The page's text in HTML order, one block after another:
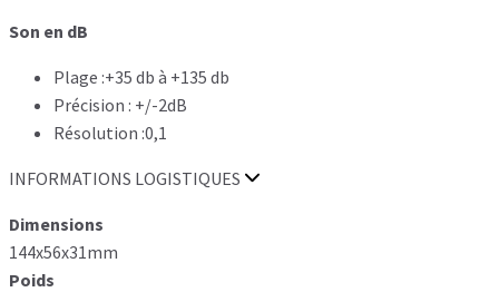
Son en dB
Plage :+35 db à +135 db
Précision : +/-2dB
Résolution :0,1
INFORMATIONS LOGISTIQUES
Dimensions
144x56x31mm
Poids